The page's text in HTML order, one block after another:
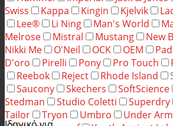
Swiss
Kappa Kingin Kjelvik
Lee®
Li Ning Man's World
Melrose
Mistral Mustang New
Nikki Me
O'Neil OCK OEM
D'oro
Pirelli Pony Pro Touch
Reebok
Reject Rhode Island
Saucony
Skechers SoftScience
Stedman
Studio Coletti Superdry
Tailor
Tryon Umbro Under